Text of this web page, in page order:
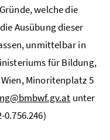
welche die
Ausübung dieser
unmittelbar in
für Bildung,
Minoritenplatz 5
unter
0.756.246)